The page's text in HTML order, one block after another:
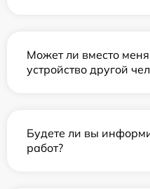
Может ли вместо
устройство другой
Будете ли вы
работ?